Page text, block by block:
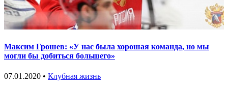
Максим Грошев: «У нас была хорошая команда, но мы
могли бы добиться большего»
07.01.2020 • Клубная жизнь